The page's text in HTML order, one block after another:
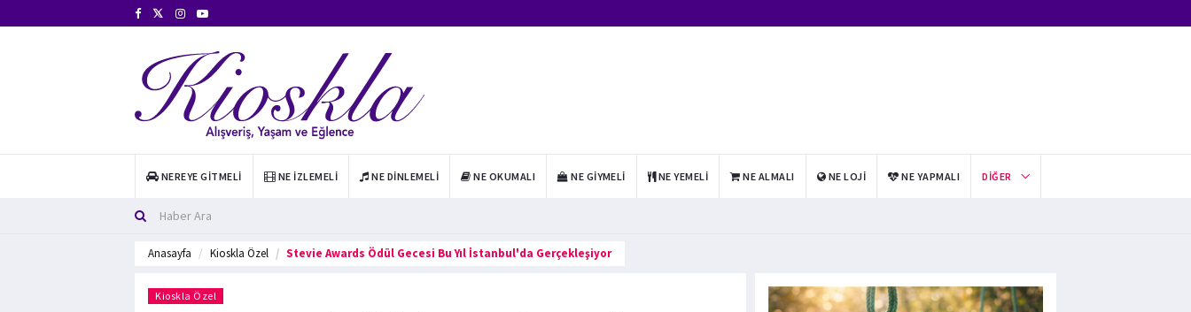
NEREYE GITMELI NE İZLEMELI NE DINLEMELI NE OKUMALI NE GIYMELI NE YEMELI NE ALMALI NE LOJI NE YAPMALI DIĞER
Anasayfa Kioskla Özel Stevie Awards Ödül Gecesi Bu Yıl İstanbul'da Gerçekleşiyor
Kioskla Özel